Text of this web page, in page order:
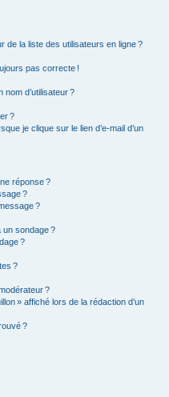
de la liste des utilisateurs en ligne ?
pas correcte !
d’utilisateur ?
?
je clique sur le lien d’e-mail d’un
réponse ?
?
?
un sondage ?
?
?
?
» affiché lors de la rédaction d’un
?